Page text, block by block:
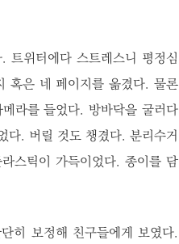
트위터에다 스트레스니 평정심
혹은 네 페이지를 옮겼다. 물론
라를 들었다. 방바닥을 굴러다
다. 버릴 것도 챙겼다. 분리수거
스틱이 가득이었다. 종이를 담
히 보정해 친구들에게 보였다.